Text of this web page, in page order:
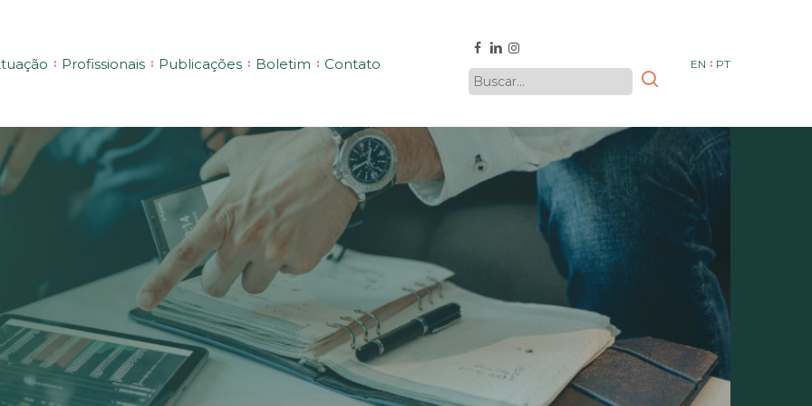
Profissionais Publicações Boletim Contato
facebook
linkedin
instagram
EN PT